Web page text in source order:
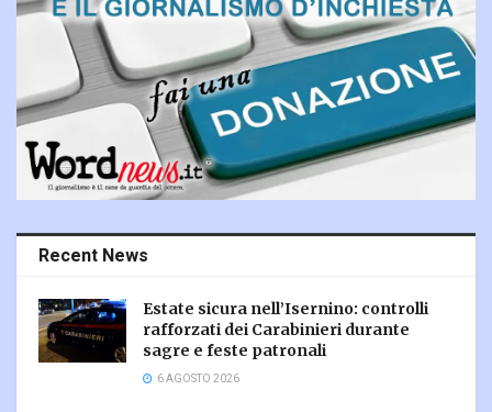
Recent News
Estate sicura nell’Isernino: controlli
rafforzati dei Carabinieri durante
sagre e feste patronali
6 AGOSTO 2026